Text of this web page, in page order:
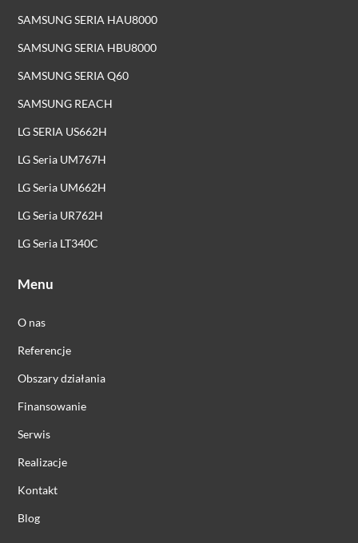
SAMSUNG SERIA HAU8000
SAMSUNG SERIA HBU8000
SAMSUNG SERIA Q60
SAMSUNG REACH
LG SERIA US662H
LG Seria UM767H
LG Seria UM662H
LG Seria UR762H
LG Seria LT340C
Menu
O nas
Referencje
Obszary działania
Finansowanie
Serwis
Realizacje
Kontakt
Blog